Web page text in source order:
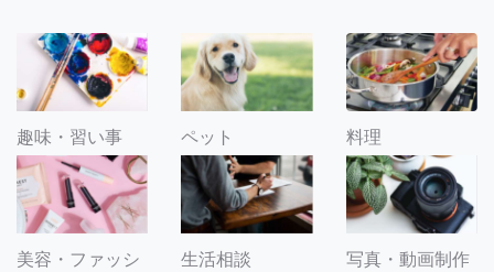
趣味・習い事 ペット 料理
美容・ファッシ
生活相談 写真・動画制作